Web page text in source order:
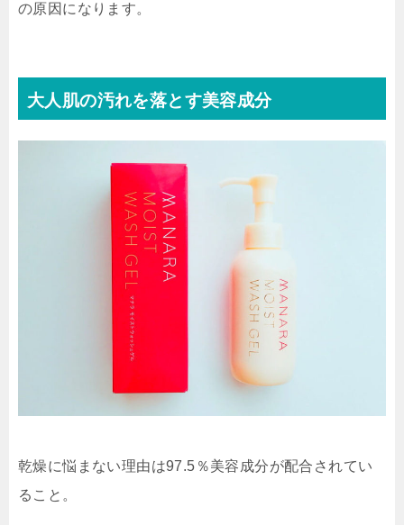
の原因になります。
大人肌の汚れを落とす美容成分
乾燥に悩まない理由は97.5％美容成分が配合されてい
ること。